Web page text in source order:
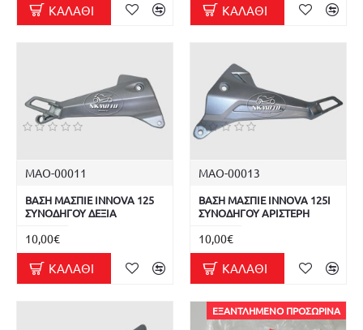
ΚΑΛΆΘΙ ΚΑΛΆΘΙ
ΜΑΟ-00011
ΒΑΣΗ ΜΑΣΠΙΕ INNOVA 125
ΣΥΝΟΔΗΓΟΥ ΔΕΞΙΑ
10,00€
ΚΑΛΆΘΙ
ΜΑΟ-00013
ΒΑΣΗ ΜΑΣΠΙΕ INNOVA 125I
ΣΥΝΟΔΗΓΟΥ ΑΡΙΣΤΕΡΗ
10,00€
ΚΑΛΆΘΙ
ΕΞΑΝΤΛΗΜΈΝΟ ΠΡΟΣΩΡΙΝΆ